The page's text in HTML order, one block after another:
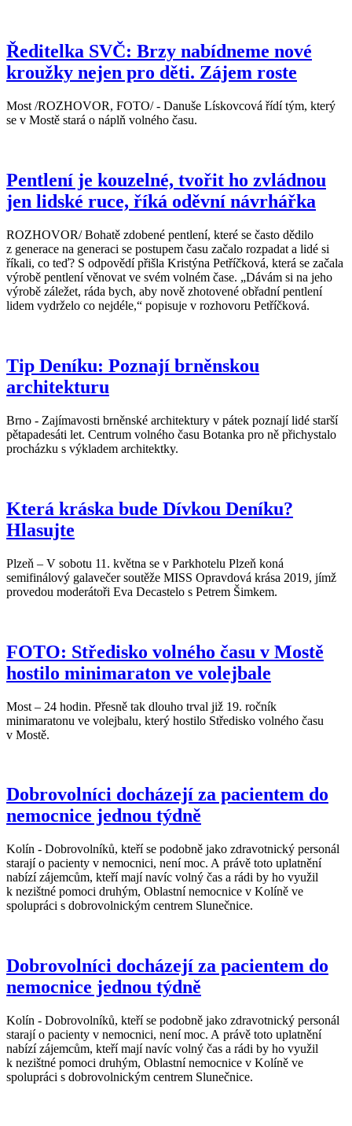
Ředitelka SVČ: Brzy nabídneme nové
kroužky nejen pro děti. Zájem roste
Most /ROZHOVOR, FOTO/ - Danuše Lískovcová řídí tým, který
se v Mostě stará o náplň volného času.
Pentlení je kouzelné, tvořit ho zvládnou
jen lidské ruce, říká oděvní návrhářka
ROZHOVOR/ Bohatě zdobené pentlení, které se často dědilo
z generace na generaci se postupem času začalo rozpadat a lidé si
říkali, co teď? S odpovědí přišla Kristýna Petříčková, která se začala
výrobě pentlení věnovat ve svém volném čase. „Dávám si na jeho
výrobě záležet, ráda bych, aby nově zhotovené obřadní pentlení
lidem vydrželo co nejdéle,“ popisuje v rozhovoru Petříčková.
Tip Deníku: Poznají brněnskou
architekturu
Brno - Zajímavosti brněnské architektury v pátek poznají lidé starší
pětapadesáti let. Centrum volného času Botanka pro ně přichystalo
procházku s výkladem architektky.
Která kráska bude Dívkou Deníku?
Hlasujte
Plzeň – V sobotu 11. května se v Parkhotelu Plzeň koná
semifinálový galavečer soutěže MISS Opravdová krása 2019, jímž
provedou moderátoři Eva Decastelo s Petrem Šimkem.
FOTO: Středisko volného času v Mostě
hostilo minimaraton ve volejbale
Most – 24 hodin. Přesně tak dlouho trval již 19. ročník
minimaratonu ve volejbalu, který hostilo Středisko volného času
v Mostě.
Dobrovolníci docházejí za pacientem do
nemocnice jednou týdně
Kolín - Dobrovolníků, kteří se podobně jako zdravotnický personál
starají o pacienty v nemocnici, není moc. A právě toto uplatnění
nabízí zájemcům, kteří mají navíc volný čas a rádi by ho využil
k nezištné pomoci druhým, Oblastní nemocnice v Kolíně ve
spolupráci s dobrovolnickým centrem Slunečnice.
Dobrovolníci docházejí za pacientem do
nemocnice jednou týdně
Kolín - Dobrovolníků, kteří se podobně jako zdravotnický personál
starají o pacienty v nemocnici, není moc. A právě toto uplatnění
nabízí zájemcům, kteří mají navíc volný čas a rádi by ho využil
k nezištné pomoci druhým, Oblastní nemocnice v Kolíně ve
spolupráci s dobrovolnickým centrem Slunečnice.